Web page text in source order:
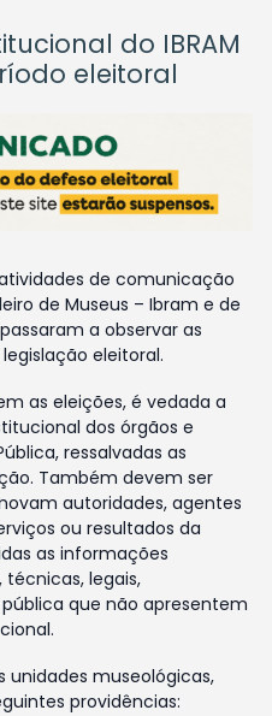
do IBRAM
eleitoral
de comunicação
de Museus – Ibram e de
a observar as
eleitoral.
as eleições, é vedada a
dos órgãos e
ressalvadas as
Também devem ser
autoridades, agentes
ou resultados da
as informações
legais,
que não apresentem
unidades museológicas,
providências: